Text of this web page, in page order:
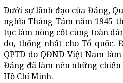
Dưới sự lãnh đạo của Đảng,
nghĩa Tháng Tám năm 1945
tục làm nòng cốt cùng toàn
do, thống nhất cho Tổ quốc.
QPTD do QĐND Việt Nam
Đảng đã làm nên những
Hồ Chí Minh.